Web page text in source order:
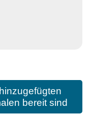
bereit sind